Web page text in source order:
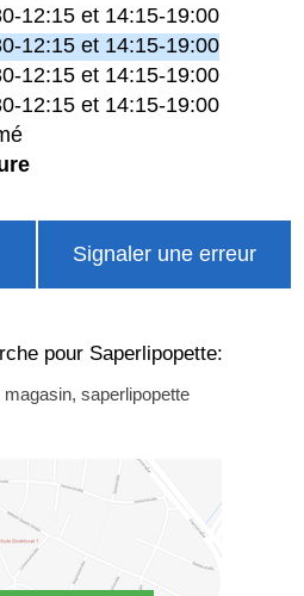
12:15 et 14:15-19:00
12:15 et 14:15-19:00
12:15 et 14:15-19:00
12:15 et 14:15-19:00
Signaler une erreur
pour Saperlipopette:
saperlipopette